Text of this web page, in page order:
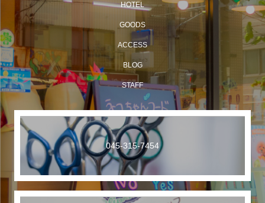
HOTEL
GOODS
ACCESS
BLOG
STAFF
045-315-7454